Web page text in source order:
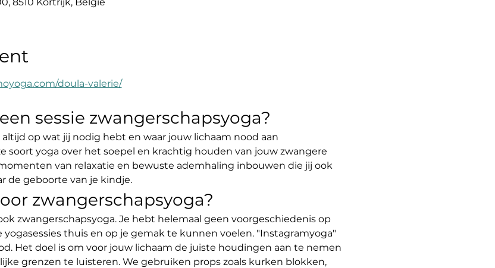
doula-valerie/
sessie zwangerschapsyoga?
op wat jij nodig hebt en waar jouw lichaam nood aan
soort yoga over het soepel en krachtig houden van jouw zwangere
van relaxatie en bewuste ademhaling inbouwen die jij ook
de geboorte van je kindje.
zwangerschapsyoga?
zwangerschapsyoga. Je hebt helemaal geen voorgeschiedenis op
thuis en op je gemak te kunnen voelen. "Instagramyoga"
Het doel is om voor jouw lichaam de juiste houdingen aan te nemen
grenzen te luisteren. We gebruiken props zoals kurken blokken,